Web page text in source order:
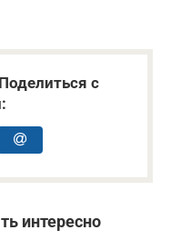
с
интересно